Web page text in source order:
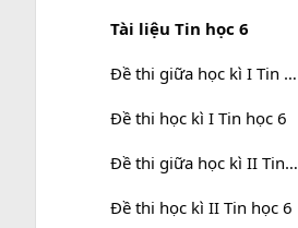
Tài liệu Tin học 6
Đề thi giữa học kì I Tin học 6
Đề thi học kì I Tin học 6
Đề thi giữa học kì II Tin học 6
Đề thi học kì II Tin học 6